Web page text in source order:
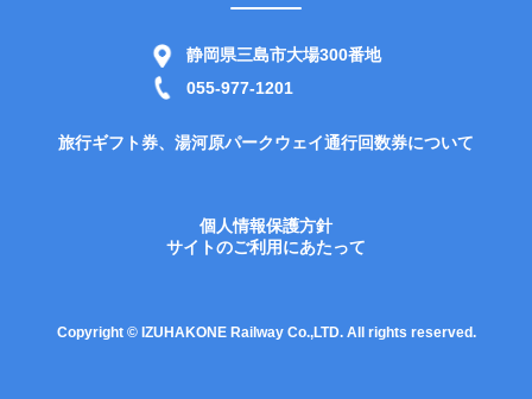
静岡県三島市大場300番地
055-977-1201
旅行ギフト券、湯河原パークウェイ通行回数券について
個人情報保護方針
サイトのご利用にあたって
Copyright © IZUHAKONE Railway Co.,LTD. All rights reserved.